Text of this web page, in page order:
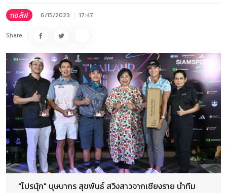
กอล์ฟ 6/15/2023 17:47
Share
"โปรนุ้ก" บุษบากร สุขพันธ์ สวิงสาวจากเชียงราย นำทีม